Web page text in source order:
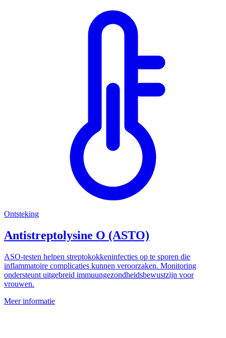
Ontsteking
Antistreptolysine O (ASTO)
ASO-testen helpen streptokokkeninfecties op te sporen die
inflammatoire complicaties kunnen veroorzaken. Monitoring
ondersteunt uitgebreid immuungezondheidsbewustzijn voor
vrouwen.
Meer informatie